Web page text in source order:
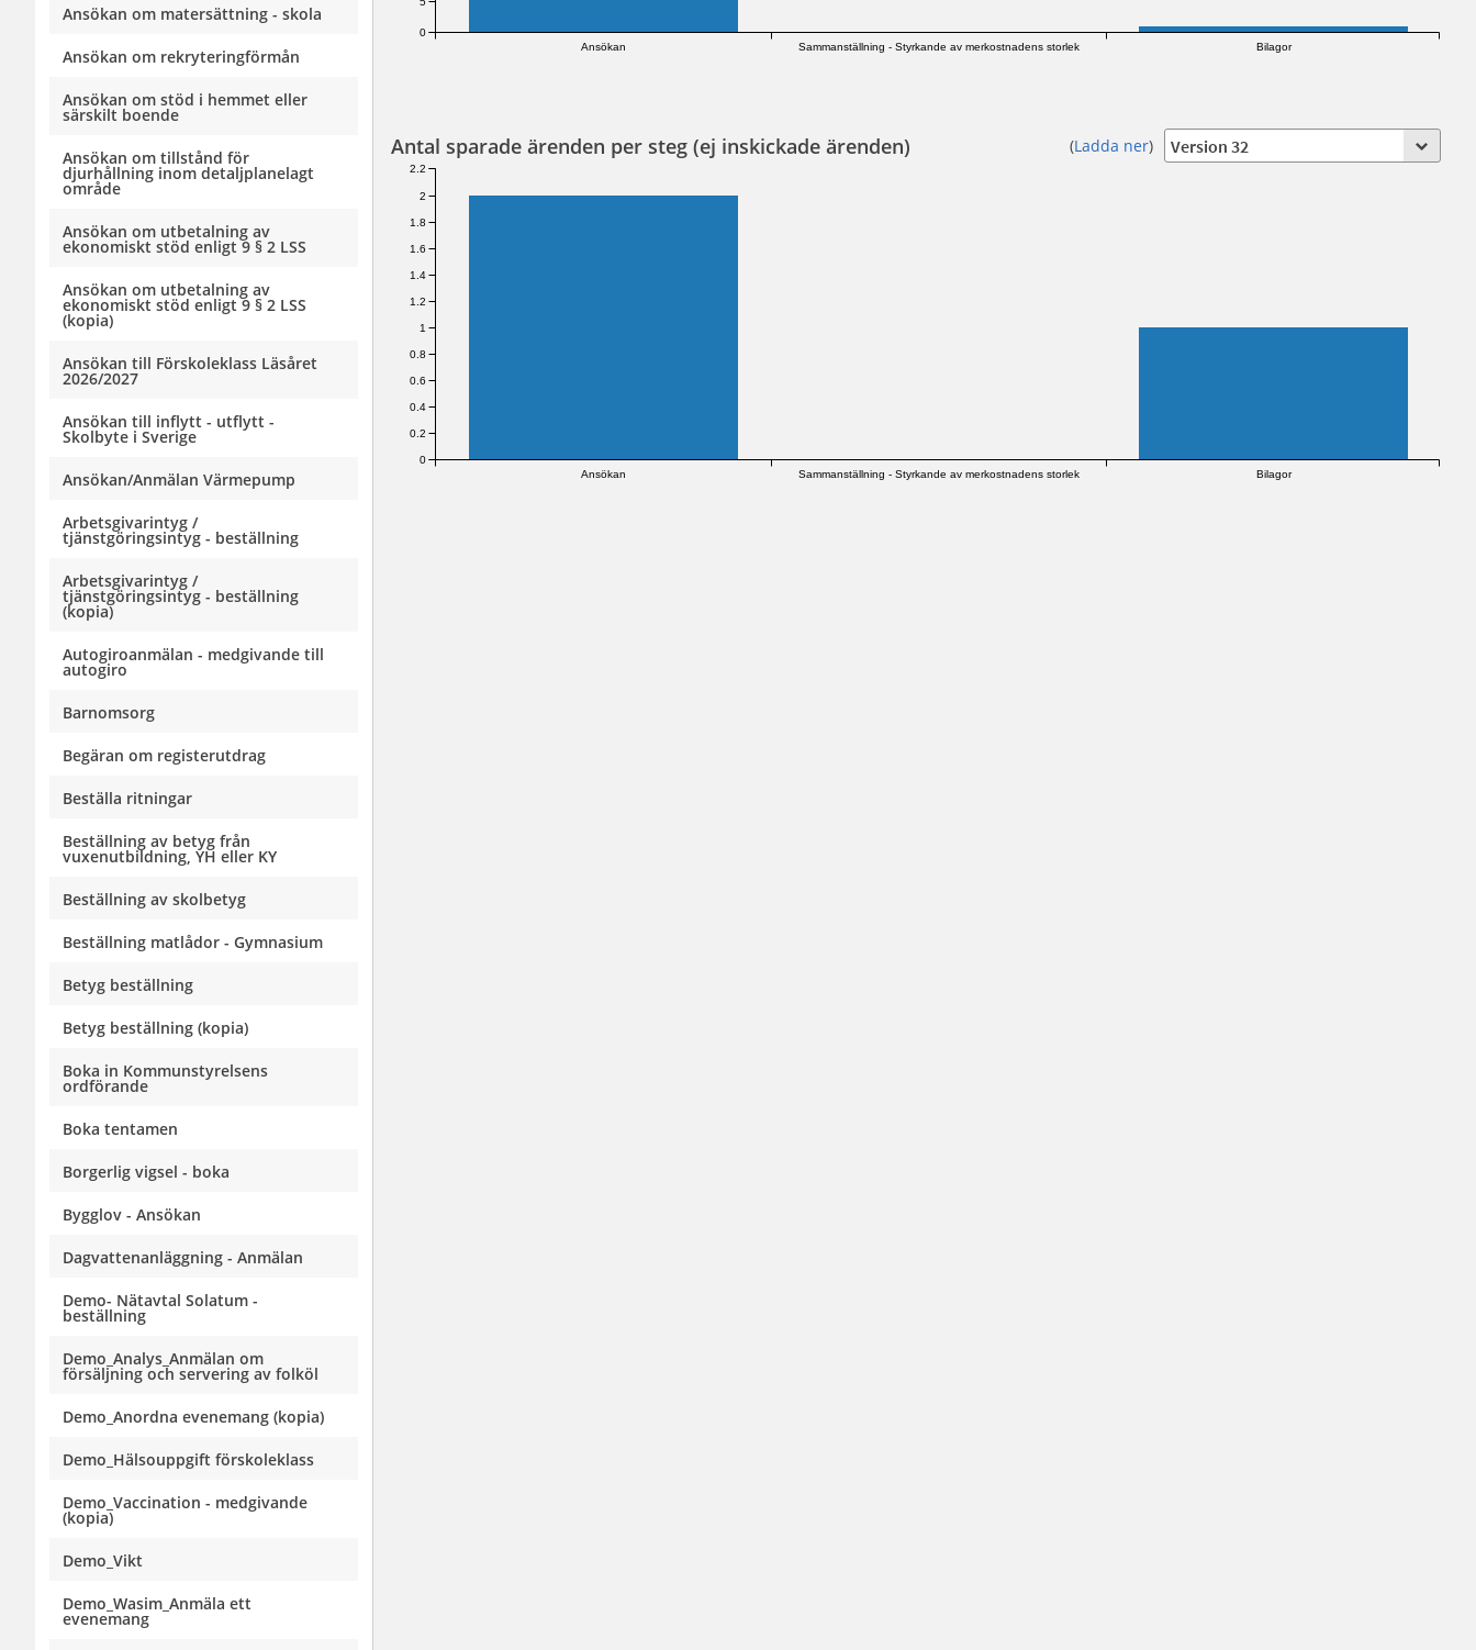
Ansökan om matersättning - skola
Ansökan om rekryteringförmån
Ansökan om stöd i hemmet eller
särskilt boende
Ansökan om tillstånd för
djurhållning inom detaljplanelagt
område
Ansökan om utbetalning av
ekonomiskt stöd enligt 9 § 2 LSS
Ansökan om utbetalning av
ekonomiskt stöd enligt 9 § 2 LSS
(kopia)
Ansökan till Förskoleklass Läsåret
2026/2027
Ansökan till inflytt - utflytt -
Skolbyte i Sverige
Ansökan/Anmälan Värmepump
Arbetsgivarintyg /
tjänstgöringsintyg - beställning
Arbetsgivarintyg /
tjänstgöringsintyg - beställning
(kopia)
Autogiroanmälan - medgivande till
autogiro
Barnomsorg
Begäran om registerutdrag
Beställa ritningar
Beställning av betyg från
vuxenutbildning, YH eller KY
Beställning av skolbetyg
Beställning matlådor - Gymnasium
Betyg beställning
Betyg beställning (kopia)
Boka in Kommunstyrelsens
ordförande
Boka tentamen
Borgerlig vigsel - boka
Bygglov - Ansökan
Dagvattenanläggning - Anmälan
Demo- Nätavtal Solatum -
beställning
Demo_Analys_Anmälan om
försäljning och servering av folköl
Demo_Anordna evenemang (kopia)
Demo_Hälsouppgift förskoleklass
Demo_Vaccination - medgivande
(kopia)
Demo_Vikt
Demo_Wasim_Anmäla ett
evenemang
Ansökan Sammanställning - Styrkande av merkostnadens storlek Bilagor
0
Antal sparade ärenden per steg (ej inskickade ärenden) (Ladda ner)
Ansökan Sammanställning - Styrkande av merkostnadens storlek Bilagor
0
0.2
0.4
0.6
0.8
1
1.2
1.4
1.6
1.8
2
2.2